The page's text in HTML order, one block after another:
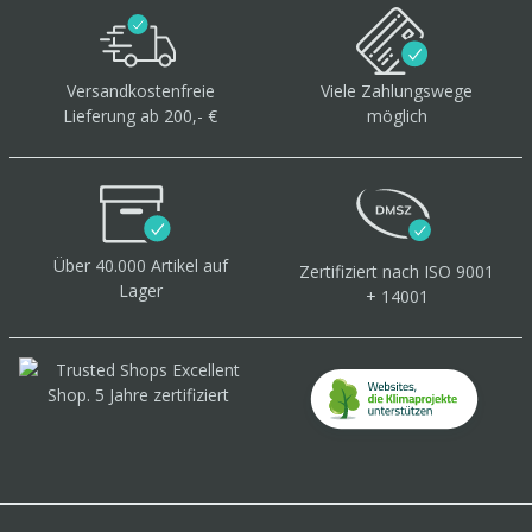
Versandkostenfreie
Lieferung ab 200,- €
Viele Zahlungswege
möglich
Über 40.000 Artikel auf
Lager
Zertifiziert nach ISO 9001
+ 14001